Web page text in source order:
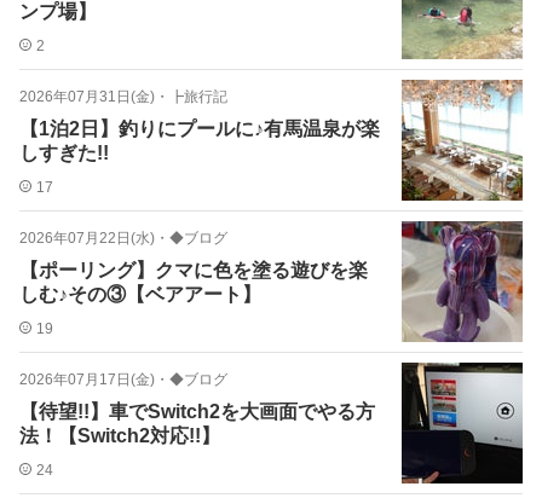
ンプ場】
2
2026年07月31日(金) ・ ┣旅行記
【1泊2日】釣りにプールに♪有馬温泉が楽
しすぎた!!
17
2026年07月22日(水) ・ ◆ブログ
【ポーリング】クマに色を塗る遊びを楽
しむ♪その③【ベアアート】
19
2026年07月17日(金) ・ ◆ブログ
【待望!!】車でSwitch2を大画面でやる方
法！【Switch2対応!!】
24